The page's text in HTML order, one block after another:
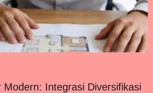
Modern: Integrasi Diversifikasi